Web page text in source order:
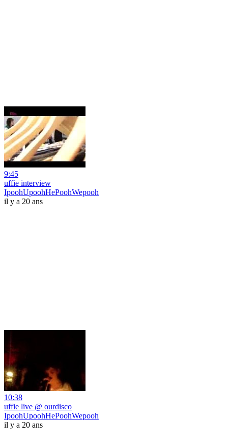
9:45
uffie interview
IpoohUpoohHePoohWepooh
il y a 20 ans
10:38
uffie live @ ourdisco
IpoohUpoohHePoohWepooh
il y a 20 ans